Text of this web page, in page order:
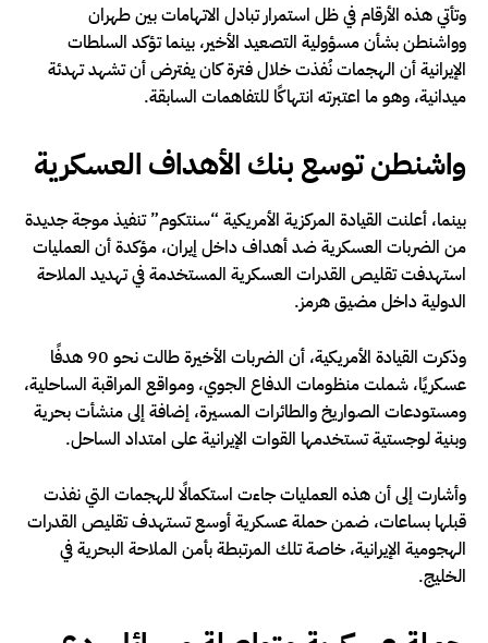
وتأتي هذه الأرقام في ظل استمرار تبادل الاتهامات بين طهران
وواشنطن بشأن مسؤولية التصعيد الأخير، بينما تؤكد السلطات
الإيرانية أن الهجمات نُفذت خلال فترة كان يفترض أن تشهد تهدئة
ميدانية، وهو ما اعتبرته انتهاكًا للتفاهمات السابقة.
واشنطن توسع بنك الأهداف العسكرية
بينما، أعلنت القيادة المركزية الأمريكية “سنتكوم” تنفيذ موجة جديدة
من الضربات العسكرية ضد أهداف داخل إيران، مؤكدة أن العمليات
استهدفت تقليص القدرات العسكرية المستخدمة في تهديد الملاحة
الدولية داخل مضيق هرمز.
وذكرت القيادة الأمريكية، أن الضربات الأخيرة طالت نحو 90 هدفًا
عسكريًا، شملت منظومات الدفاع الجوي، ومواقع المراقبة الساحلية،
ومستودعات الصواريخ والطائرات المسيرة، إضافة إلى منشأت بحرية
وبنية لوجستية تستخدمها القوات الإيرانية على امتداد الساحل.
وأشارت إلى أن هذه العمليات جاءت استكمالًا للهجمات التي نفذت
قبلها بساعات، ضمن حملة عسكرية أوسع تستهدف تقليص القدرات
الهجومية الإيرانية، خاصة تلك المرتبطة بأمن الملاحة البحرية في
الخليج.